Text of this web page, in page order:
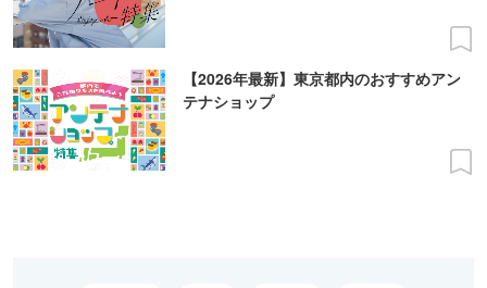
【2026年最新】東京都内のおすすめアン
テナショップ